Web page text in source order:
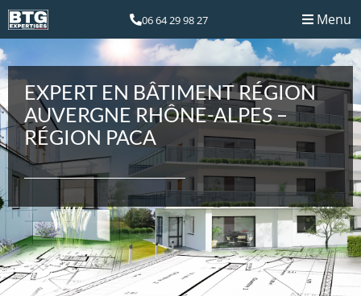
06 64 29 98 27 Menu
EXPERT EN BÂTIMENT RÉGION
AUVERGNE RHÔNE-ALPES –
RÉGION PACA